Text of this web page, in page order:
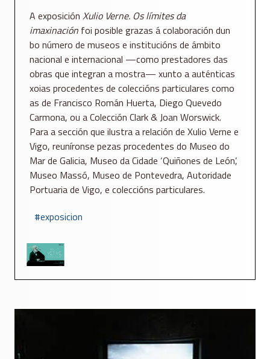
A exposición Xulio Verne. Os límites da
imaxinación foi posible grazas á colaboración dun
bo número de museos e institucións de ámbito
nacional e internacional —como prestadores das
obras que integran a mostra— xunto a auténticas
xoias procedentes de coleccións particulares como
as de Francisco Román Huerta, Diego Quevedo
Carmona, ou a Colección Clark & Joan Worswick.
Para a sección que ilustra a relación de Xulio Verne e
Vigo, reuníronse pezas procedentes do Museo do
Mar de Galicia, Museo da Cidade ‘Quiñones de León’,
Museo Massó, Museo de Pontevedra, Autoridade
Portuaria de Vigo, e coleccións particulares.
exposicion